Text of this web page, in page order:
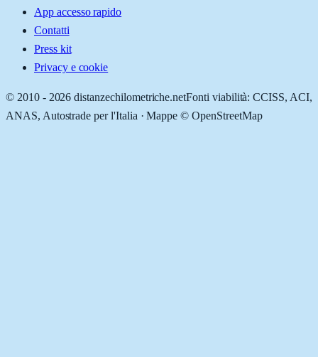
App accesso rapido
Contatti
Press kit
Privacy e cookie
© 2010 - 2026 distanzechilometriche.netFonti viabilità: CCISS, ACI,
ANAS, Autostrade per l'Italia · Mappe © OpenStreetMap